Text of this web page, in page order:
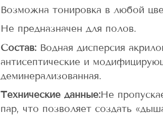
Возможна тонировка в любой
Не предназначен для полов.
Состав: Водная дисперсия
антисептические и
деминерализованная.
Технические данные:Не
пар, что позволяет создать